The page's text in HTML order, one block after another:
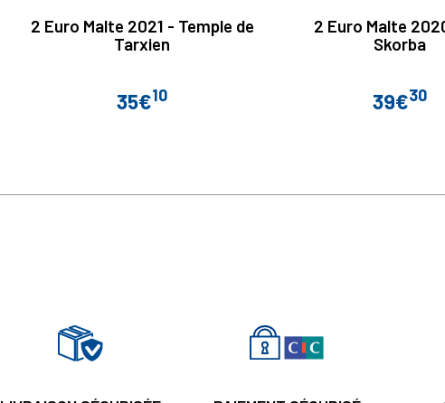
2 Euro Malte 2021 - Temple de
Tarxien
Prix
35€10
2 Euro Malte
Skorba
Prix
39€30